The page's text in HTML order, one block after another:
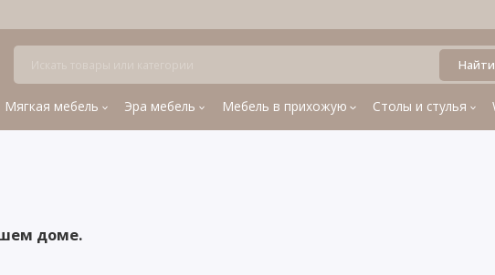
Найти
Мягкая мебель Эра мебель Мебель в прихожую Столы и стулья
доме.